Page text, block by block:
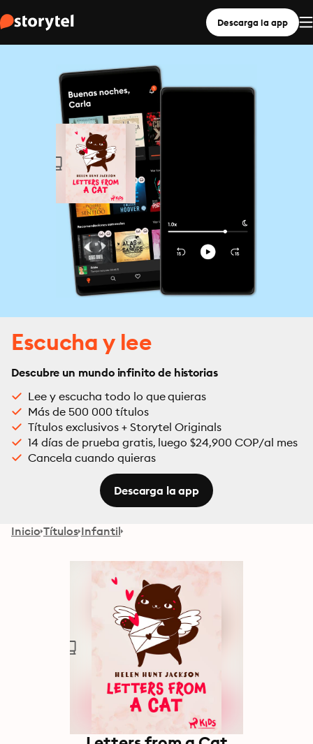
Descarga la app
Escucha y lee
Descubre un mundo infinito de historias
Lee y escucha todo lo que quieras
Más de 500 000 títulos
Títulos exclusivos + Storytel Originals
14 días de prueba gratis, luego $24,900 COP/al mes
Cancela cuando quieras
Descarga la app
Inicio Títulos Infantil